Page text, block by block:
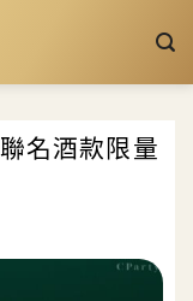
名酒款限量